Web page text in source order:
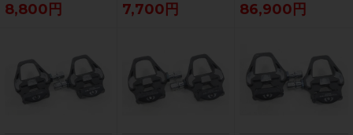
8,800円 7,700円 86,900円